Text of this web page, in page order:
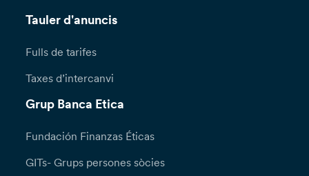
Tauler d'anuncis
Fulls de tarifes
Taxes d’intercanvi
Grup Banca Etica
Fundación Finanzas Éticas
GITs- Grups persones sòcies